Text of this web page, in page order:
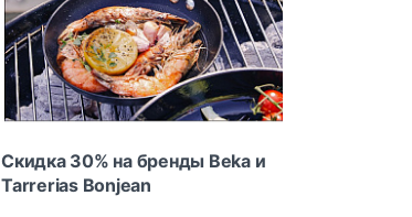
Скидка 30% на бренды Beka и
Tarrerias Bonjean